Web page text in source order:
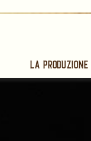
La produzione